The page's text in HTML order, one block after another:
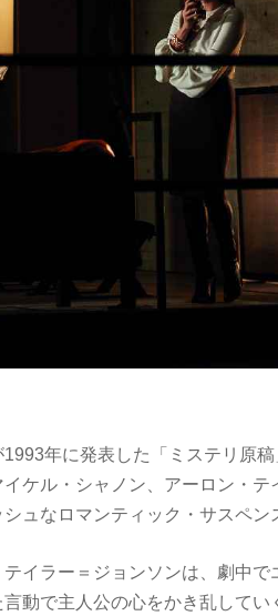
年に発表した「ミステリ原
ケル・シャノン、アーロン・
ュなロマンティック・サスペン
イラー＝ジョンソンは、劇中
動で主人公の心をかき乱してい